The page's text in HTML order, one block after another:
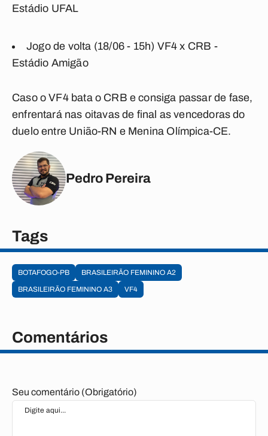
Estádio UFAL
Jogo de volta (18/06 - 15h) VF4 x CRB -
Estádio Amigão
Caso o VF4 bata o CRB e consiga passar de fase,
enfrentará nas oitavas de final as vencedoras do
duelo entre União-RN e Menina Olímpica-CE.
Pedro Pereira
Tags
BOTAFOGO-PB
BRASILEIRÃO FEMININO A2
BRASILEIRÃO FEMININO A3
VF4
Comentários
Seu comentário (Obrigatório)